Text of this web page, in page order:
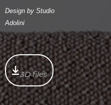
Design by Studio
Adolini
3D files